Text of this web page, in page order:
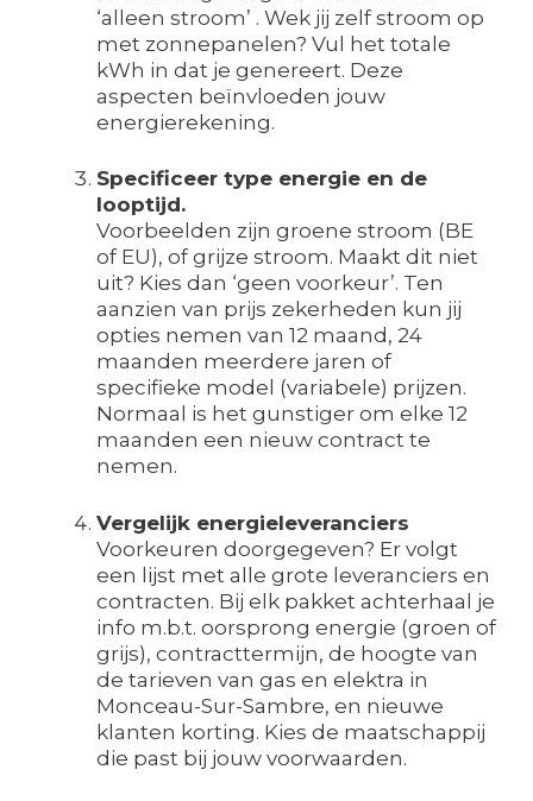
‘alleen stroom’ . Wek jij zelf stroom op
met zonnepanelen? Vul het totale
kWh in dat je genereert. Deze
aspecten beïnvloeden jouw
energierekening.
Specificeer type energie en de
looptijd.
Voorbeelden zijn groene stroom (BE
of EU), of grijze stroom. Maakt dit niet
uit? Kies dan ‘geen voorkeur’. Ten
aanzien van prijs zekerheden kun jij
opties nemen van 12 maand, 24
maanden meerdere jaren of
specifieke model (variabele) prijzen.
Normaal is het gunstiger om elke 12
maanden een nieuw contract te
nemen.
Vergelijk energieleveranciers
Voorkeuren doorgegeven? Er volgt
een lijst met alle grote leveranciers en
contracten. Bij elk pakket achterhaal je
info m.b.t. oorsprong energie (groen of
grijs), contracttermijn, de hoogte van
de tarieven van gas en elektra in
Monceau-Sur-Sambre, en nieuwe
klanten korting. Kies de maatschappij
die past bij jouw voorwaarden.